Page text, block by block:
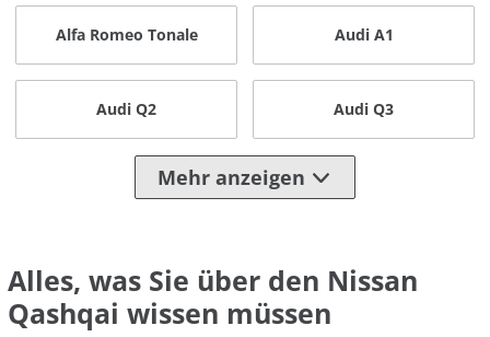
Alfa Romeo Tonale Audi A1
Audi Q2 Audi Q3
Mehr anzeigen
Alles, was Sie über den Nissan
Qashqai wissen müssen